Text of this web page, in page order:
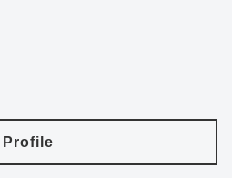
Profile